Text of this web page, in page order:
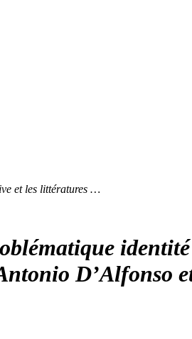
et les littératures …
D’Alfonso